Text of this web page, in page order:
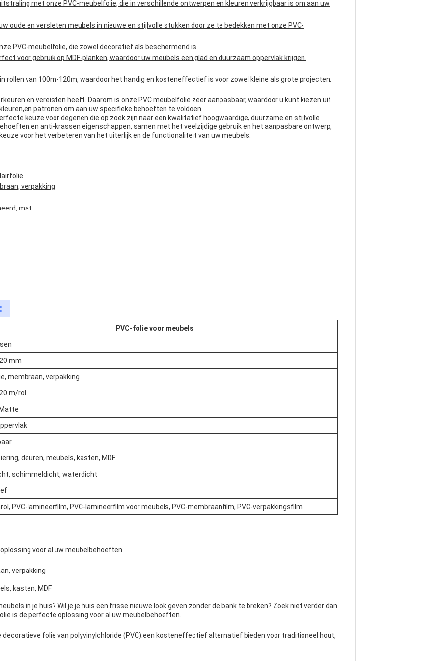
met onze PVC-meubelfolie, die in verschillende ontwerpen en kleuren verkrijgbaar is om aan uw
oude en versleten meubels in nieuwe en stijlvolle stukken door ze te bedekken met onze PVC-
PVC-meubelfolie, die zowel decoratief als beschermend is.
voor gebruik op MDF-planken, waardoor uw meubels een glad en duurzaam oppervlak krijgen.
rollen van 100m-120m, waardoor het handig en kosteneffectief is voor zowel kleine als grote projecten.
en vereisten heeft. Daarom is onze PVC meubelfolie zeer aanpasbaar, waardoor u kunt kiezen uit
patronen om aan uw specifieke behoeften te voldoen.
keuze voor degenen die op zoek zijn naar een kwalitatief hoogwaardige, duurzame en stijlvolle
anti-krassen eigenschappen, samen met het veelzijdige gebruik en het aanpasbare ontwerp,
voor het verbeteren van het uiterlijk en de functionaliteit van uw meubels.
verpakking
mat
PVC-folie voor meubels
mm
membraan, verpakking
m/rol
deuren, meubels, kasten, MDF
schimmeldicht, waterdicht
PVC-lamineerfilm, PVC-lamineerfilm voor meubels, PVC-membraanfilm, PVC-verpakkingsfilm
voor al uw meubelbehoeften
verpakking
kasten, MDF
in je huis? Wil je je huis een frisse nieuwe look geven zonder de bank te breken? Zoek niet verder dan
is de perfecte oplossing voor al uw meubelbehoeften.
decoratieve folie van polyvinylchloride (PVC).een kosteneffectief alternatief bieden voor traditioneel hout,